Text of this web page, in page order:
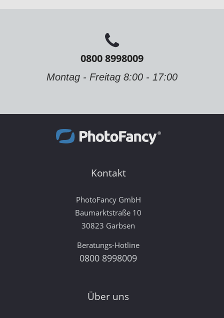
0800 8998009
Montag - Freitag 8:00 - 17:00
Kontakt
PhotoFancy GmbH
Baumarktstraße 10
30823 Garbsen
Beratungs-Hotline
0800 8998009
Über uns